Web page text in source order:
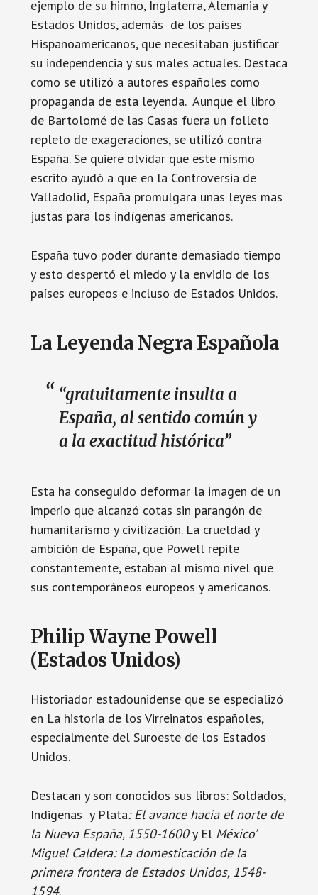
ejemplo de su himno, Inglaterra, Alemania y
Estados Unidos, además de los países
Hispanoamericanos, que necesitaban justificar
su independencia y sus males actuales. Destaca
como se utilizó a autores españoles como
propaganda de esta leyenda. Aunque el libro
de Bartolomé de las Casas fuera un folleto
repleto de exageraciones, se utilizó contra
España. Se quiere olvidar que este mismo
escrito ayudó a que en la Controversia de
Valladolid, España promulgara unas leyes mas
justas para los indígenas americanos.
España tuvo poder durante demasiado tiempo
y esto despertó el miedo y la envidio de los
países europeos e incluso de Estados Unidos.
La Leyenda Negra Española
“gratuitamente insulta a
España, al sentido común y
a la exactitud histórica”
Esta ha conseguido deformar la imagen de un
imperio que alcanzó cotas sin parangón de
humanitarismo y civilización. La crueldad y
ambición de España, que Powell repite
constantemente, estaban al mismo nivel que
sus contemporáneos europeos y americanos.
Philip Wayne Powell
(Estados Unidos)
Historiador estadounidense que se especializó
en La historia de los Virreinatos españoles,
especialmente del Suroeste de los Estados
Unidos.
Destacan y son conocidos sus libros: Soldados,
Indigenas y Plata: El avance hacia el norte de
la Nueva España, 1550-1600y El México’
Miguel Caldera: La domesticación de la
primera frontera de Estados Unidos, 1548-
1594.